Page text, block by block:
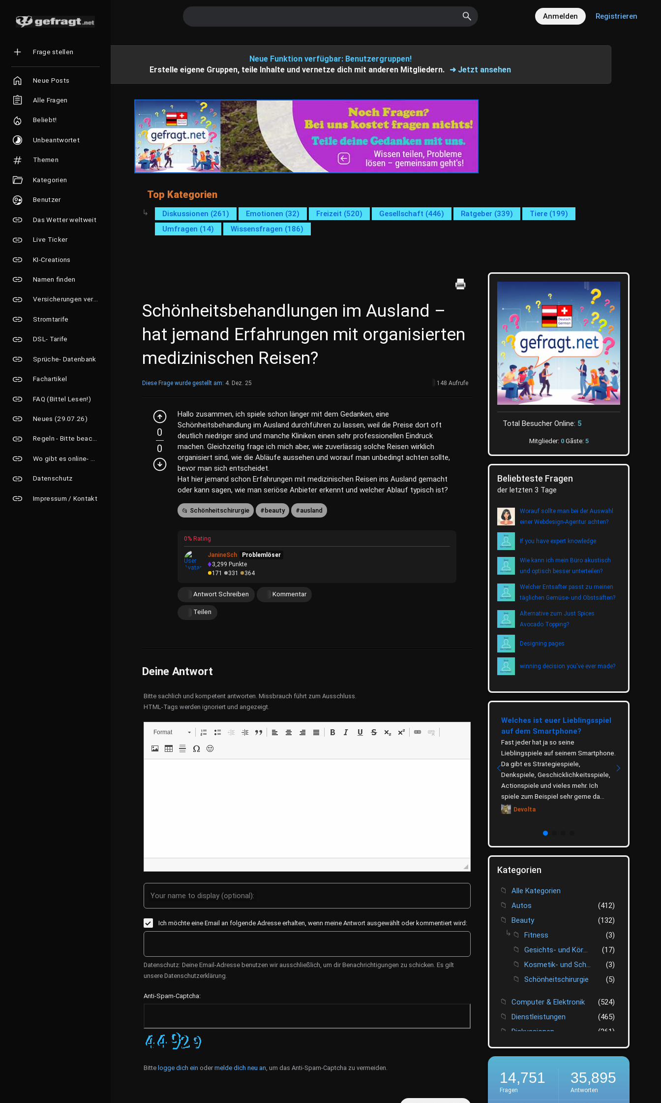
Neue Funktion verfügbar: Benutzergruppen!
Erstelle eigene Gruppen, teile Inhalte und vernetze dich mit anderen Mitgliedern. ➜ Jetzt ansehen
Anmelden Registrieren
Frage stellen
Neue Posts
Alle Fragen
Beliebt!
Unbeantwortet
Themen
Kategorien
Benutzer
Das Wetter weltweit
Live Ticker
KI-Creations
Namen finden
Versicherungen vergleichen
Stromtarife
DSL- Tarife
Sprüche- Datenbank
Fachartikel
FAQ (Bittel Lesen!)
Neues (29.07.26)
Regeln - Bitte beachten!
Wo gibt es online- Grusskarten?
Datenschutz
Impressum / Kontakt
Top Kategorien
Diskussionen (261) Emotionen (32) Freizeit (520) Gesellschaft (446) Ratgeber (339)
Tiere (199)
Umfragen (14)
Wissensfragen (186)
Schönheitsbehandlungen im Ausland –
hat jemand Erfahrungen mit organisierten
medizinischen Reisen?
Diese Frage wurde gestellt am: 4. Dez. 25 148 Aufrufe
0
0
Hallo zusammen, ich spiele schon länger mit dem Gedanken, eine
Schönheitsbehandlung im Ausland durchführen zu lassen, weil die Preise dort oft
deutlich niedriger sind und manche Kliniken einen sehr professionellen Eindruck
machen. Gleichzeitig frage ich mich aber, wie zuverlässig solche Reisen wirklich
organisiert sind, wie die Abläufe aussehen und worauf man unbedingt achten sollte,
bevor man sich entscheidet.
Hat hier jemand schon Erfahrungen mit medizinischen Reisen ins Ausland gemacht
oder kann sagen, wie man seriöse Anbieter erkennt und welcher Ablauf typisch ist?
Schönheitschirurgie beauty ausland
0% Rating
JanineSch
Problemlöser
3,299 Punkte
171
331 364
Antwort Schreiben Kommentar
Teilen
Deine Antwort
Bitte sachlich und kompetent antworten. Missbrauch führt zum Ausschluss.
HTML-Tags werden ignoriert und angezeigt.
Format
Your name to display (optional):
Ich möchte eine Email an folgende Adresse erhalten, wenn meine Antwort ausgewählt oder kommentiert wird:
Datenschutz: Deine Email-Adresse benutzen wir ausschließlich, um dir Benachrichtigungen zu schicken. Es gilt
unsere Datenschutzerklärung.
Anti-Spam-Captcha:
Bitte logge dich ein oder melde dich neu an, um das Anti-Spam-Captcha zu vermeiden.
Total Besucher Online: 5
Mitglieder: 0Gãste: 5
Beliebteste Fragen
der letzten 3 Tage
Worauf sollte man bei der Auswahl
einer Webdesign-Agentur achten?
If you have expert knowledge
Wie kann ich mein Büro akustisch
und optisch besser unterteilen?
Welcher Entsafter passt zu meinen
täglichen Gemüse- und Obstsäften?
Alternative zum Just Spices
Avocado Topping?
Designing pages
winning decision you've ever made?
Der Zauber des Teetrinkens
Ein Einblick in Zubereitung, gesunde
Welches ist euer Lieblingsspiel
auf dem Smartphone?
Fast jeder hat ja so seine
Lieblingspiele auf seinem Smartphone.
Da gibt es Strategiespiele,
Denkspiele, Geschicklichkeitsspiele,
Actionspiele und vieles mehr. Ich
spiele zum Beispiel sehr gerne da...
Devolta
Kategorien
Alle Kategorien
Autos
(412)
Beauty
(132)
Fitness
(3)
Gesichts- und Körperpflege
(17)
Kosmetik- und Schönheitsexperten
(3)
Schönheitschirurgie
(5)
Computer & Elektronik
(524)
Dienstleistungen
(465)
Diskussionen
(261)
Do it yourself
(141)
Essen & Trinken
(491)
Feiertage
14,751
Fragen
35,895
Antworten